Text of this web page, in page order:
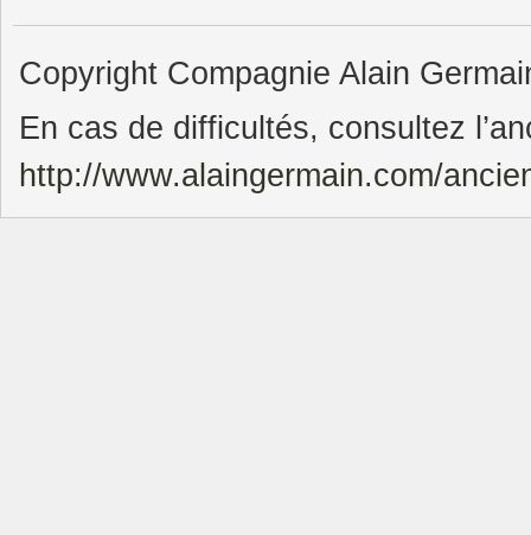
Copyright Compagnie Alain
En cas de difficultés, consultez
http://www.alaingermain.com/